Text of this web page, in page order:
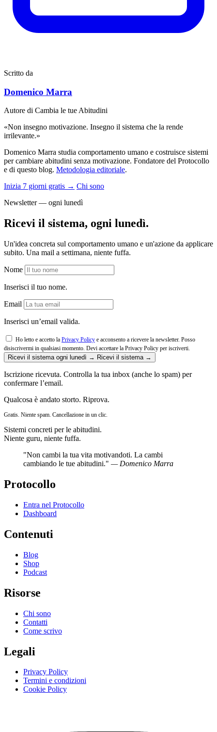
Scritto da
Domenico Marra
Autore di Cambia le tue Abitudini
«Non insegno motivazione. Insegno il sistema che la rende
irrilevante.»
Domenico Marra studia comportamento umano e costruisce sistemi
per cambiare abitudini senza motivazione. Fondatore del Protocollo
e di questo blog. Metodologia editoriale.
Inizia 7 giorni gratis → Chi sono
Newsletter — ogni lunedì
Ricevi il sistema, ogni lunedì.
Un'idea concreta sul comportamento umano e un'azione da applicare
subito. Una mail a settimana, niente fuffa.
Nome
Inserisci il tuo nome.
Email
Inserisci un’email valida.
Ho letto e accetto la Privacy Policy e acconsento a ricevere la newsletter. Posso
disiscrivermi in qualsiasi momento.
Devi accettare la Privacy Policy per iscriverti.
Ricevi il sistema ogni lunedì → Ricevi il sistema →
Iscrizione ricevuta. Controlla la tua inbox (anche lo spam) per
confermare l’email.
Qualcosa è andato storto. Riprova.
Gratis. Niente spam. Cancellazione in un clic.
Sistemi concreti per le abitudini.
Niente guru, niente fuffa.
"Non cambi la tua vita motivandoti. La cambi
cambiando le tue abitudini." — Domenico Marra
Protocollo
Entra nel Protocollo
Dashboard
Contenuti
Blog
Shop
Podcast
Risorse
Chi sono
Contatti
Come scrivo
Legali
Privacy Policy
Termini e condizioni
Cookie Policy